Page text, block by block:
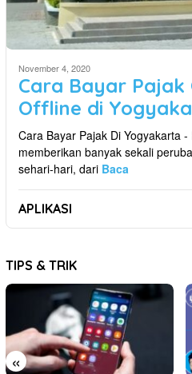
November 4, 2020
Cara Bayar Pajak
Offline di
Cara Bayar Pajak Di Yogyakarta
memberikan banyak sekali
sehari-hari, dari Baca
APLIKASI
TIPS & TRIK
«